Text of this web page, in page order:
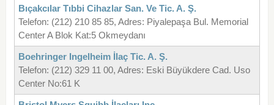
Bıçakcılar Tıbbi Cihazlar San. Ve Tic. A. Ş.
Telefon: (212) 210 85 85, Adres: Piyalepaşa Bul. Memorial
Center A Blok Kat:5 Okmeydanı
Boehringer Ingelheim İlaç Tic. A. Ş.
Telefon: (212) 329 11 00, Adres: Eski Büyükdere Cad. Uso
Center No:61 K